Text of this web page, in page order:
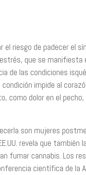
el riesgo de padecer el
que se manifiesta
de las condiciones
impide al
como dolor en el
son mujeres
revela que también
fumar cannabis. Los
científica de la